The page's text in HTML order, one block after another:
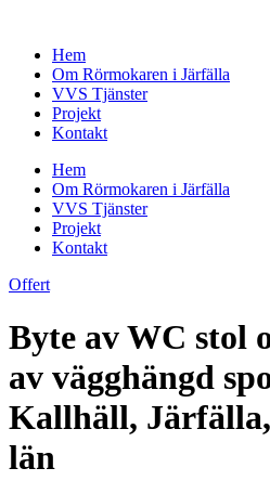
contentHem
Om Rörmokaren i Järfälla
VVS Tjänster
Projekt
Kontakt
Hem
Om Rörmokaren i Järfälla
VVS Tjänster
Projekt
Kontakt
Offert
Byte av WC stol
av vägghängd
Kallhäll,
län